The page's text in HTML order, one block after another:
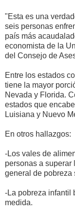
"Esta es una
seis personas
país más
economista de la
del Consejo de
Entre los estados
tiene la mayor
Nevada y Florida.
estados que
Luisiana y Nuevo
En otros hallazgos:
-Los vales de
personas a superar
general de pobreza
-La pobreza infantil
medida.